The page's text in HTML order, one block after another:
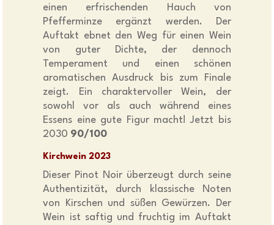
einen erfrischenden Hauch von
Pfefferminze ergänzt werden. Der
Auftakt ebnet den Weg für einen Wein
von guter Dichte, der dennoch
Temperament und einen schönen
aromatischen Ausdruck bis zum Finale
zeigt. Ein charaktervoller Wein, der
sowohl vor als auch während eines
Essens eine gute Figur macht! Jetzt bis
2030 90/100
Kirchwein 2023
Dieser Pinot Noir überzeugt durch seine
Authentizität, durch klassische Noten
von Kirschen und süßen Gewürzen. Der
Wein ist saftig und fruchtig im Auftakt